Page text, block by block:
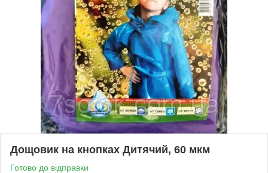
Дощовик на кнопках Дитячий, 60 мкм
Готово до відправки